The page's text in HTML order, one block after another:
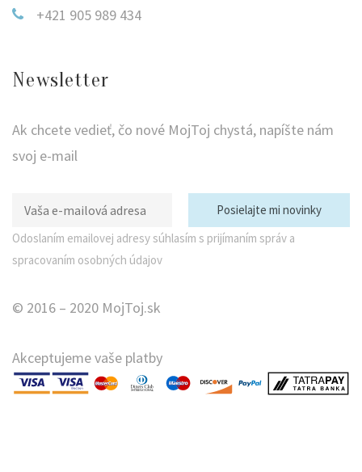
+421 905 989 434
Newsletter
Ak chcete vedieť, čo nové MojToj chystá, napíšte nám
svoj e-mail
Odoslaním emailovej adresy súhlasím s prijímaním správ a
spracovaním osobných údajov
© 2016 – 2020 MojToj.sk
Akceptujeme vaše platby